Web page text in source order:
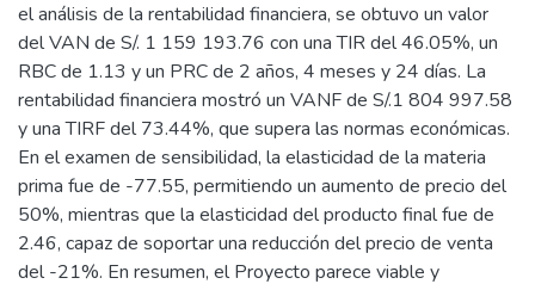
el análisis de la rentabilidad financiera, se obtuvo un valor
del VAN de S/. 1 159 193.76 con una TIR del 46.05%, un
RBC de 1.13 y un PRC de 2 años, 4 meses y 24 días. La
rentabilidad financiera mostró un VANF de S/.1 804 997.58
y una TIRF del 73.44%, que supera las normas económicas.
En el examen de sensibilidad, la elasticidad de la materia
prima fue de -77.55, permitiendo un aumento de precio del
50%, mientras que la elasticidad del producto final fue de
2.46, capaz de soportar una reducción del precio de venta
del -21%. En resumen, el Proyecto parece viable y